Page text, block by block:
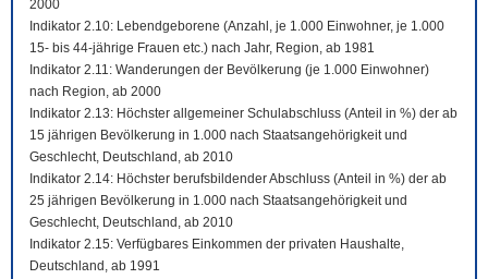
2000
Indikator 2.10: Lebendgeborene (Anzahl, je 1.000 Einwohner, je 1.000
15- bis 44-jährige Frauen etc.) nach Jahr, Region, ab 1981
Indikator 2.11: Wanderungen der Bevölkerung (je 1.000 Einwohner)
nach Region, ab 2000
Indikator 2.13: Höchster allgemeiner Schulabschluss (Anteil in %) der ab
15 jährigen Bevölkerung in 1.000 nach Staatsangehörigkeit und
Geschlecht, Deutschland, ab 2010
Indikator 2.14: Höchster berufsbildender Abschluss (Anteil in %) der ab
25 jährigen Bevölkerung in 1.000 nach Staatsangehörigkeit und
Geschlecht, Deutschland, ab 2010
Indikator 2.15: Verfügbares Einkommen der privaten Haushalte,
Deutschland, ab 1991